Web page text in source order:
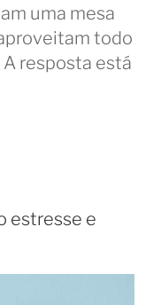
uma mesa
todo
resposta está
estresse e